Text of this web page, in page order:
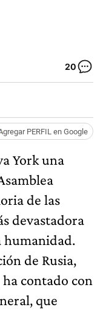
20
PERFIL en Google
York una
de las
devastadora
humanidad.
de Rusia,
contado con
que